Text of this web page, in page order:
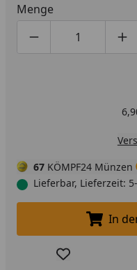
Menge
Produktmenge um
67 KÖMPF24 Münzen
Lieferbar, Lieferzeit:
In
Produkt zur